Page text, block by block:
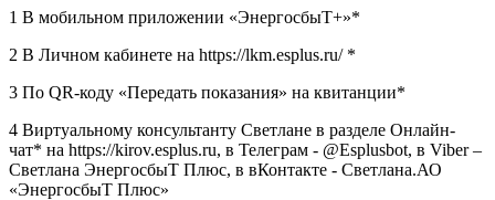
1 В мобильном приложении «ЭнергосбыТ+»*
2 В Личном кабинете на https://lkm.esplus.ru/ *
3 По QR-коду «Передать показания» на квитанции*
4 Виртуальному консультанту Светлане в разделе Онлайн-
чат* на https://kirov.esplus.ru, в Телеграм - @Esplusbot, в Viber –
Светлана ЭнергосбыТ Плюс, в вКонтакте - Светлана.АО
«ЭнергосбыТ Плюс»